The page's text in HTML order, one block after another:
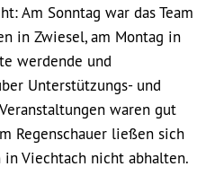
Am Sonntag war das Team
in Zwiesel, am Montag in
werdende und
Unterstützungs- und
waren gut
Regenschauer ließen sich
Viechtach nicht abhalten.